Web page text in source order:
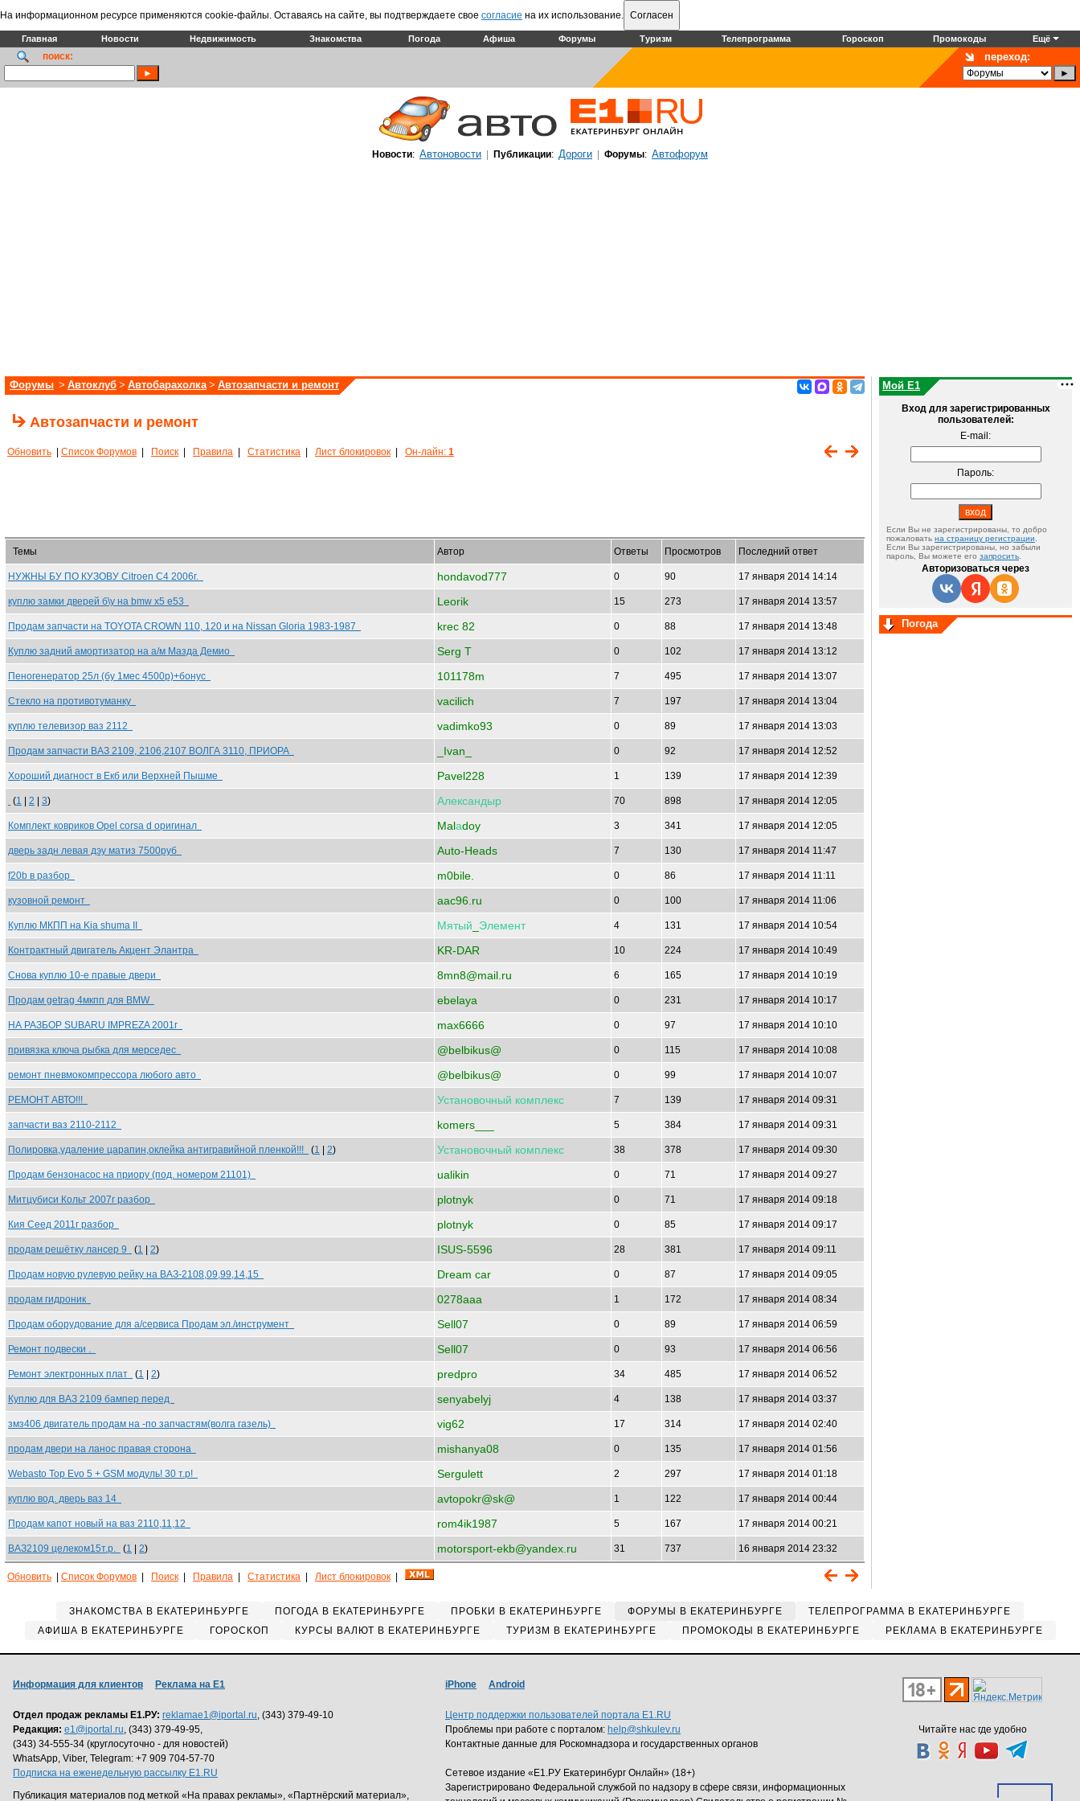
На информационном ресурсе применяются cookie-файлы. Оставаясь на сайте, вы подтверждаете свое согласие на их использование. Согласен
Главная Новости Недвижимость Знакомства Погода Афиша Форумы Туризм Телепрограмма Гороскоп Промокоды Ещё
поиск: переход:
Новости: Автоновости Публикации: Дороги Форумы: Автофорум
Форумы > Автоклуб > Автобарахолка > Автозапчасти и ремонт
Автозапчасти и ремонт
Обновить Список Форумов Поиск Правила Статистика Лист блокировок Он-лайн: 1
Темы Автор Ответы Просмотров Последний ответ
НУЖНЫ БУ ПО КУЗОВУ Citroen С4 2006г. hondavod777 0 90 17 января 2014 14:14
куплю замки дверей б\у на bmw x5 e53 Leorik 15 273 17 января 2014 13:57
Продам запчасти на TOYOTA CROWN 110, 120 и на Nissan Gloria 1983-1987 krec 82 0 88 17 января 2014 13:48
Куплю задний амортизатор на а/м Мазда Демио Serg T 0 102 17 января 2014 13:12
Пеногенератор 25л (бу 1мес 4500р)+бонус 101178m 7 495 17 января 2014 13:07
Стекло на противотуманку vacilich 7 197 17 января 2014 13:04
куплю телевизор ваз 2112 vadimko93 0 89 17 января 2014 13:03
Продам запчасти ВАЗ 2109, 2106,2107 ВОЛГА 3110, ПРИОРА _Ivan_ 0 92 17 января 2014 12:52
Хороший диагност в Екб или Верхней Пышме Pavel228 1 139 17 января 2014 12:39
(1 2 3) Александыр 70 898 17 января 2014 12:05
Комплект ковриков Opel corsa d оригинал Malаdoy 3 341 17 января 2014 12:05
дверь задн левая дэу матиз 7500руб Auto-Heads 7 130 17 января 2014 11:47
f20b в разбор m0bile. 0 86 17 января 2014 11:11
кузовной ремонт aac96.ru 0 100 17 января 2014 11:06
Куплю МКПП на Kia shuma II Мятый Элемент 4 131 17 января 2014 10:54
Контрактный двигатель Акцент Элантра KR-DAR 10 224 17 января 2014 10:49
Снова куплю 10-е правые двери 8mn8@mail.ru 6 165 17 января 2014 10:19
Продам getrag 4мкпп для BMW ebelaya 0 231 17 января 2014 10:17
НА РАЗБОР SUBARU IMPREZA 2001г max6666 0 97 17 января 2014 10:10
привязка ключа рыбка для мерседес @belbikus@ 0 115 17 января 2014 10:08
ремонт пневмокомпрессора любого авто @belbikus@ 0 99 17 января 2014 10:07
РЕМОНТ АВТО!!! Установочный комплекс 7 139 17 января 2014 09:31
запчасти ваз 2110-2112 komers___ 5 384 17 января 2014 09:31
Полировка,удаление царапин,оклейка антигравийной пленкой!!! (1 2) Установочный комплекс 38 378 17 января 2014 09:30
Продам бензонасос на приору (под. номером 21101) ualikin 0 71 17 января 2014 09:27
Митцубиси Кольт 2007г разбор plotnyk 0 71 17 января 2014 09:18
Кия Сеед 2011г разбор plotnyk 0 85 17 января 2014 09:17
продам решётку лансер 9 (1 2) ISUS-5596 28 381 17 января 2014 09:11
Продам новую рулевую рейку на ВАЗ-2108,09,99,14,15 Dream car 0 87 17 января 2014 09:05
продам гидроник 0278aaa 1 172 17 января 2014 08:34
Продам оборудование для а/сервиса Продам эл./инструмент Sell07 0 89 17 января 2014 06:59
Ремонт подвески . Sell07 0 93 17 января 2014 06:56
Ремонт электронных плат (1 2) predpro 34 485 17 января 2014 06:52
Куплю для ВАЗ 2109 бампер перед senyabelyj 4 138 17 января 2014 03:37
змз406 двигатель продам на -по запчастям(волга газель) vig62 17 314 17 января 2014 02:40
продам двери на ланос правая сторона mishanya08 0 135 17 января 2014 01:56
Webasto Top Evo 5 + GSM модуль! 30 т.р! Sergulett 2 297 17 января 2014 01:18
куплю вод. дверь ваз 14 avtopokr@sk@ 1 122 17 января 2014 00:44
Продам капот новый на ваз 2110,11,12 rom4ik1987 5 167 17 января 2014 00:21
ВАЗ2109 целеком15т.р. (1 2) motorsport-ekb@yandex.ru 31 737 16 января 2014 23:32
Обновить Список Форумов Поиск Правила Статистика Лист блокировок
Мой E1
Вход для зарегистрированных
пользователей:
E-mail:
Пароль:
Если Вы не зарегистрированы, то добро
пожаловать на страницу регистрации
Если Вы зарегистрированы, но забыли
пароль, Вы можете его запросить
Авторизоваться через
Погода
ЗНАКОМСТВА В ЕКАТЕРИНБУРГЕ ПОГОДА В ЕКАТЕРИНБУРГЕ ПРОБКИ В ЕКАТЕРИНБУРГЕ ФОРУМЫ В ЕКАТЕРИНБУРГЕ
ТЕЛЕПРОГРАММА В ЕКАТЕРИНБУРГЕ
АФИША В ЕКАТЕРИНБУРГЕ
ГОРОСКОП КУРСЫ ВАЛЮТ В ЕКАТЕРИНБУРГЕ ТУРИЗМ В ЕКАТЕРИНБУРГЕ ПРОМОКОДЫ В ЕКАТЕРИНБУРГЕ РЕКЛАМА В ЕКАТЕРИНБУРГЕ
Читайте нас где удобно
Информация для клиентов Реклама на Е1
Отдел продаж рекламы Е1.РУ: reklamae1@iportal.ru, (343) 379-49-10
Редакция: e1@iportal.ru, (343) 379-49-95,
(343) 34-555-34 (круглосуточно - для новостей)
WhatsApp, Viber, Telegram: +7 909 704-57-70
Подписка на еженедельную рассылку E1.RU
Публикация материалов под меткой «На правах рекламы», «Партнёрский материал»,
iPhone Android
Центр поддержки пользователей портала E1.RU
Проблемы при работе с порталом: help@shkulev.ru
Контактные данные для Роскомнадзора и государственных органов
Сетевое издание «Е1.РУ Екатеринбург Онлайн» (18+)
Зарегистрировано Федеральной службой по надзору в сфере связи, информационных